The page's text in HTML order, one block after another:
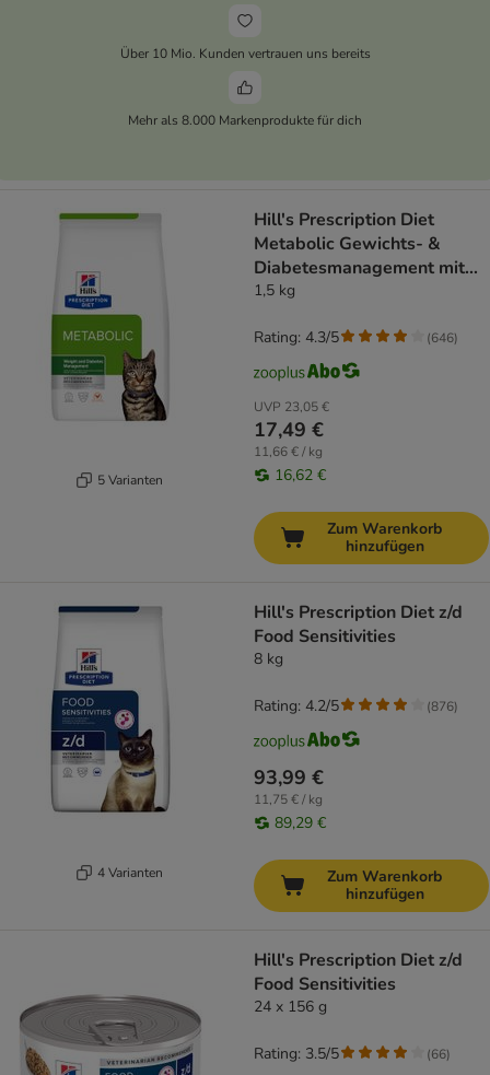
Über 10 Mio. Kunden vertrauen uns bereits
Mehr als 8.000 Markenprodukte für dich
5 Varianten
Hill's Prescription Diet
Metabolic Gewichts- &
Diabetesmanagement mit
Huhn
1,5 kg
UVP 23,05 €
17,49 €
11,66 € / kg
16,62 €
Rating: 4.3/5 (646)
Zum Warenkorb
hinzufügen
4 Varianten
Hill's Prescription Diet z/d
Food Sensitivities
8 kg
93,99 €
11,75 € / kg
89,29 €
Rating: 4.2/5 (876)
Zum Warenkorb
hinzufügen
Hill's Prescription Diet z/d
Food Sensitivities
24 x 156 g
Rating: 3.5/5 (66)